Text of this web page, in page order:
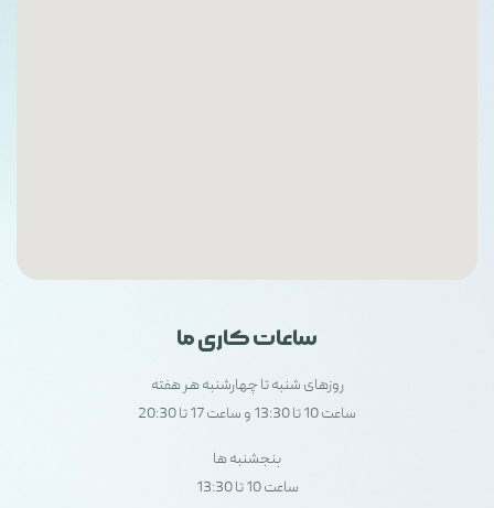
ساعات کاری ما
روزهای شنبه تا چهارشنبه هر هفته
ساعت 10 تا 13:30 و ساعت 17 تا 20:30
پنجشنبه ها
ساعت 10 تا 13:30